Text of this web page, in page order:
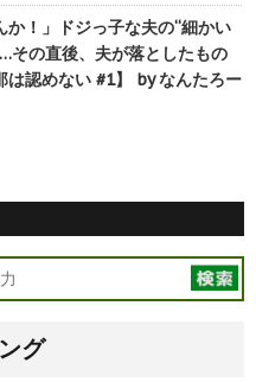
か！」ドジっ子な夫の“細かい
その直後、夫が落としたもの
は認めない #1】 by なんたろー
グ